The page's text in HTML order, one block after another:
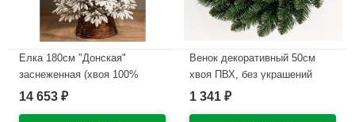
Елка 180см "Донская"
заснеженная (хвоя 100%
литая, ветки на шарнирах,
14 653 ₽
Венок декоративный 50см
хвоя ПВХ, без украшений
"Боярский" арт.ВБК 50
1 341 ₽